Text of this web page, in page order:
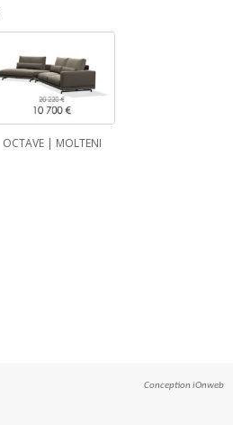
OCTAVE | MOLTENI
Conception iOnweb